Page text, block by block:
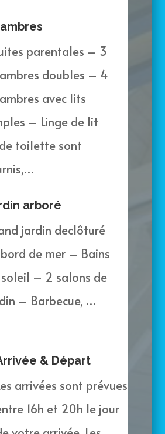
parentales – 3
doubles – 4
avec lits
– Linge de lit
toilette sont
arboré
jardin declôturé
de mer – Bains
– 2 salons de
– Barbecue, …
& Départ
arrivées sont prévues
16h et 20h le jour